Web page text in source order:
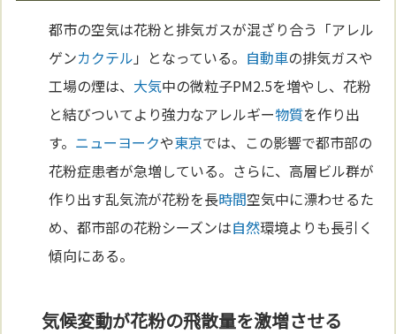
都市の空気は花粉と排気ガスが混ざり合う「アレル
ゲンカクテル 」となっている。 自動車の排気ガスや
工場の煙は、 大気中の微粒子PM2.5を増やし、花粉
と結びついてより強力なアレルギー物質を作り出
す。 ニューヨークや東京では、この影響で都市部の
花粉症患者が急増している。さらに、高層ビル群が
作り出す乱気流が花粉を長時間空気中に漂わせるた
め、都市部の花粉シーズンは自然環境よりも長引く
傾向にある。
気候変動が花粉の飛散量を激増させる